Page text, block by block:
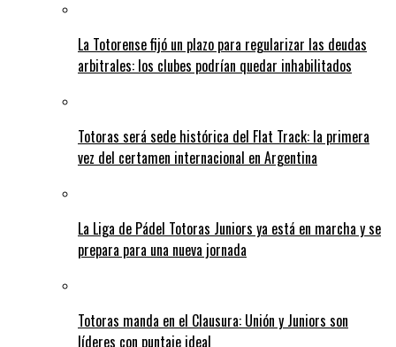
La Totorense fijó un plazo para regularizar las deudas
arbitrales: los clubes podrían quedar inhabilitados
Totoras será sede histórica del Flat Track: la primera
vez del certamen internacional en Argentina
La Liga de Pádel Totoras Juniors ya está en marcha y se
prepara para una nueva jornada
Totoras manda en el Clausura: Unión y Juniors son
líderes con puntaje ideal